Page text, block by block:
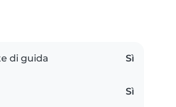
di guida Sì
Sì